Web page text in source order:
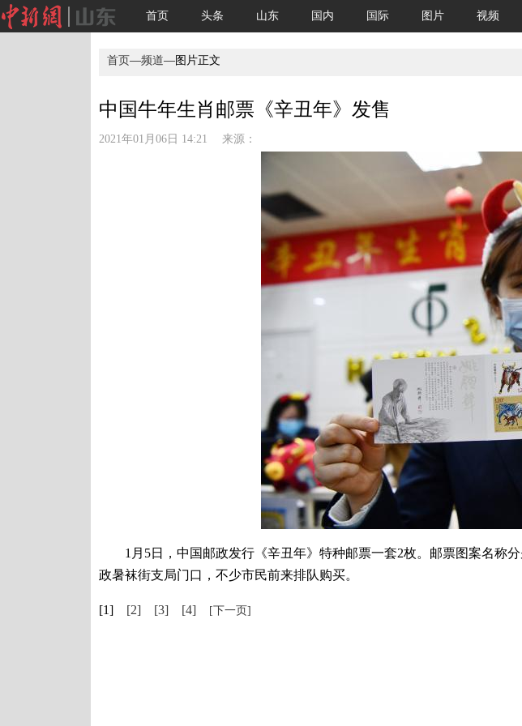
首页 头条 山东 国内 国际 图片 视频
首页—频道—图片正文
中国牛年生肖邮票《辛丑年》发售
2021年01月06日 14:21 来源：
1月5日，中国邮政发行《辛丑年》特种邮票一套2枚。邮票图案名称分
政暑袜街支局门口，不少市民前来排队购买。
[1] [2] [3] [4] [下一页]